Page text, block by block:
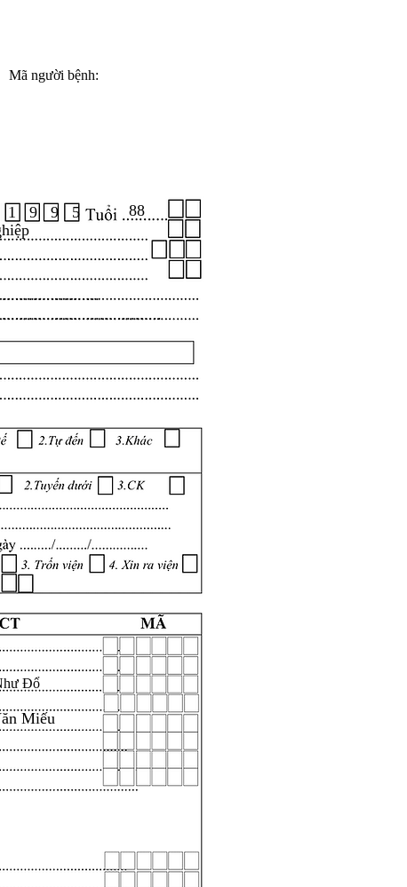
Mã người bệnh:
1 9 9 5 88
Đổ
Miếu